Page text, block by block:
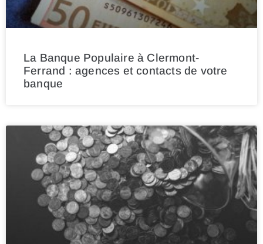
La Banque Populaire à Clermont-
Ferrand : agences et contacts de votre
banque